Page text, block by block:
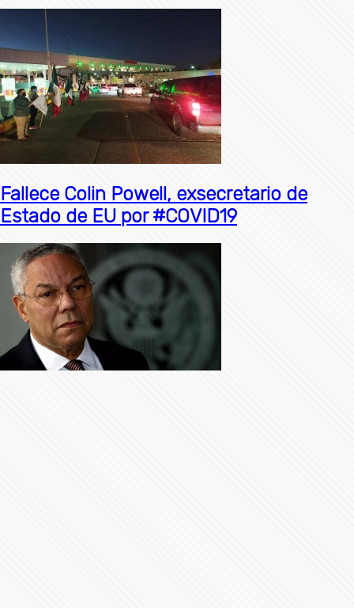
Fallece Colin Powell, exsecretario de
Estado de EU por #COVID19